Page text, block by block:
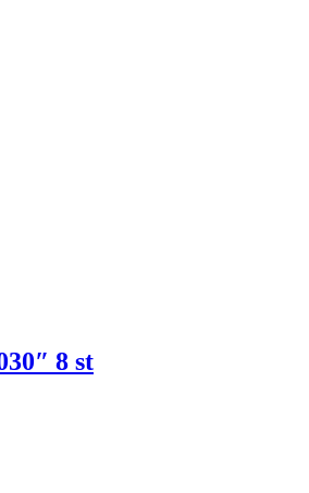
8 st